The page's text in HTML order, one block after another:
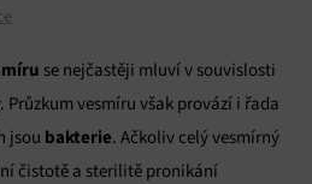
se nejčastěji mluví v souvislosti
vesmíru však provází i řada
jsou bakterie. Ačkoliv celý vesmírný
čistotě a sterilitě pronikání